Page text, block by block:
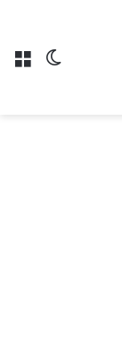
Menu